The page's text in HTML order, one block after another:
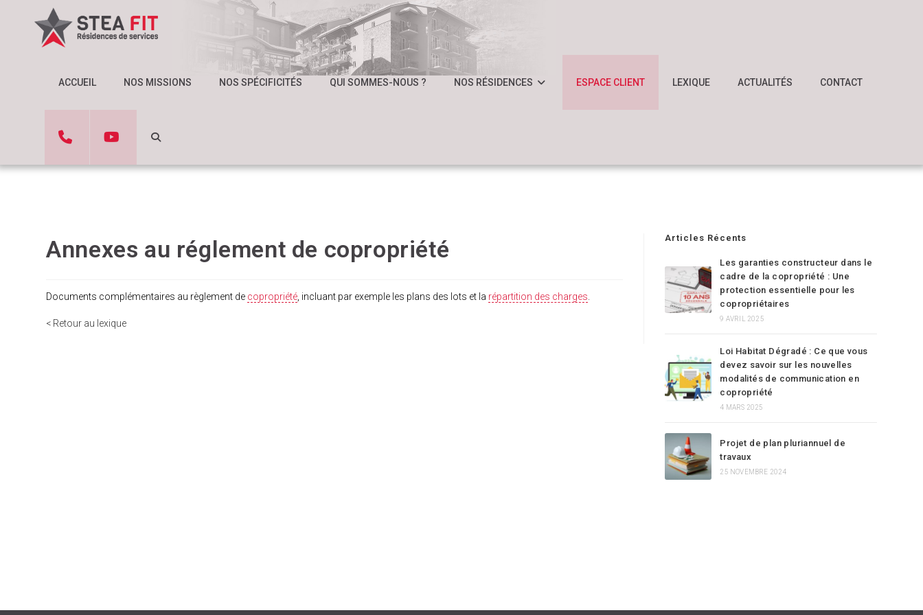
ACCUEIL NOS MISSIONS NOS SPÉCIFICITÉS QUI SOMMES-NOUS ? NOS RÉSIDENCES ESPACE CLIENT LEXIQUE ACTUALITÉS CONTACT
Annexes au réglement de copropriété
Documents complémentaires au règlement de copropriété , incluant par exemple les plans des lots et la répartition des charges
< Retour au lexique
Articles Récents
Les garanties constructeur dans le
cadre de la copropriété : Une
protection essentielle pour les
copropriétaires
9 AVRIL 2025
Loi Habitat Dégradé : Ce que vous
devez savoir sur les nouvelles
modalités de communication en
copropriété
4 MARS 2025
Projet de plan pluriannuel de
travaux
25 NOVEMBRE 2024